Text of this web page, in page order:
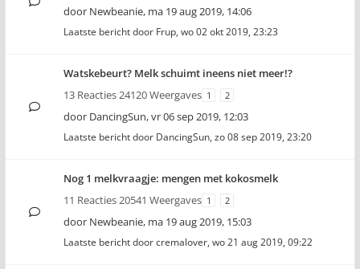
door Newbeanie, ma 19 aug 2019, 14:06
Laatste bericht door Frup, wo 02 okt 2019, 23:23
Watskebeurt? Melk schuimt ineens niet meer!?
13 Reacties 24120 Weergaves 1 2
door DancingSun,vr 06 sep 2019, 12:03
Laatste bericht door DancingSun, zo 08 sep 2019, 23:20
Nog 1 melkvraagje: mengen met kokosmelk
11 Reacties 20541 Weergaves 1 2
door Newbeanie, ma 19 aug 2019, 15:03
Laatste bericht doorcremalover, wo 21 aug 2019, 09:22